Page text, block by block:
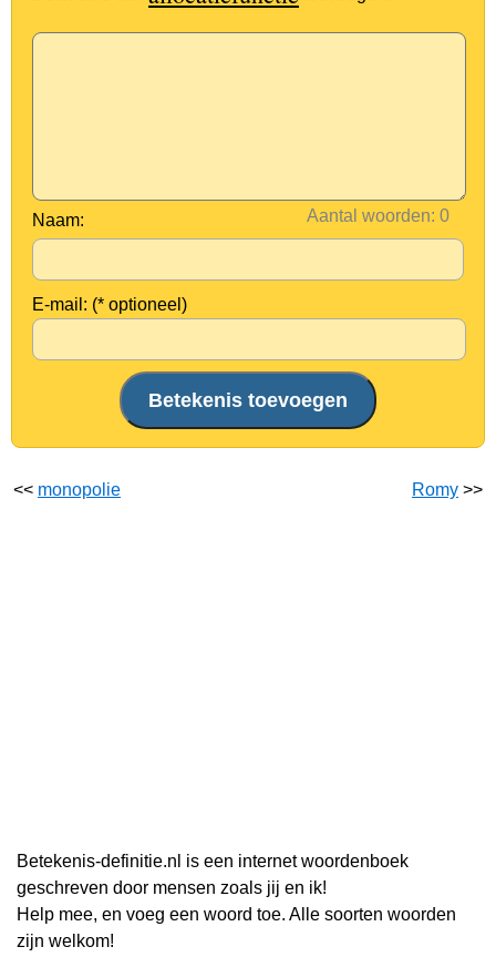
Aantal woorden:
Naam:
E-mail: (* optioneel)
<< monopolie Romy >>
Betekenis-definitie.nl is een internet woordenboek
geschreven door mensen zoals jij en ik!
Help mee, en voeg een woord toe. Alle soorten woorden
zijn welkom!